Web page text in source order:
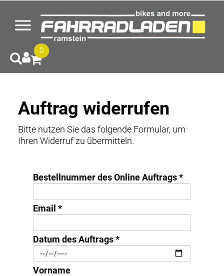
0
Auftrag widerrufen
Bitte nutzen Sie das folgende Formular, um
Ihren Widerruf zu übermitteln.
Bestellnummer des Online Auftrags *
Email *
Datum des Auftrags *
Vorname